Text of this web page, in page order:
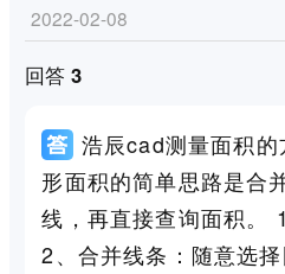
2022-02-08
回答 3
浩辰cad测量面积
形面积的简单思路是合
线，再直接查询面积。
2、合并线条：随意选